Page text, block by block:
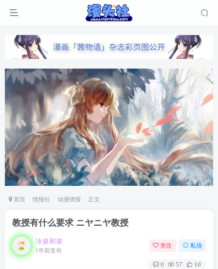
首页 情报社 动漫情报 正文
教授有什么要求 ニヤニヤ教授
冷泉和泉
1年前发布
关注 私信
0 57 10